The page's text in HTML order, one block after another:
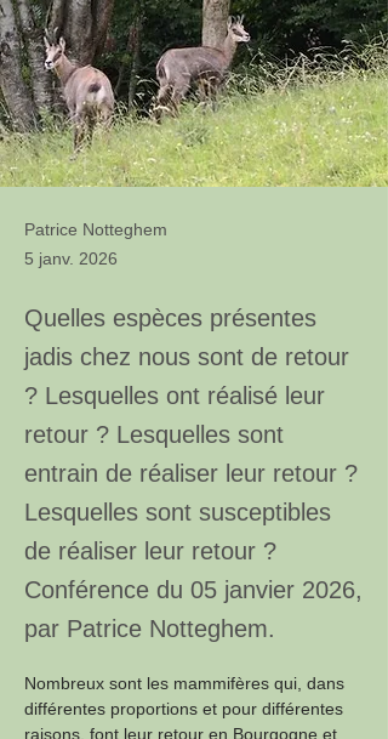
Patrice Notteghem
5 janv. 2026
Quelles espèces présentes
jadis chez nous sont de retour
? Lesquelles ont réalisé leur
retour ? Lesquelles sont
entrain de réaliser leur retour ?
Lesquelles sont susceptibles
de réaliser leur retour ?
Conférence du 05 janvier 2026,
par Patrice Notteghem.
Nombreux sont les mammifères qui, dans
différentes proportions et pour différentes
raisons, font leur retour en Bourgogne et